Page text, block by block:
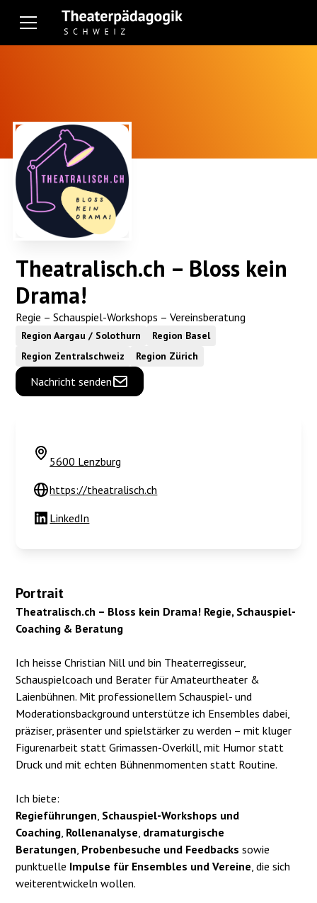
Theatralisch.ch – Bloss kein
Drama!
Regie – Schauspiel-Workshops – Vereinsberatung
Region Aargau / Solothurn
Region Basel
Region Zentralschweiz
Region Zürich
Nachricht senden
Portrait
Theatralisch.ch – Bloss kein Drama! Regie, Schauspiel-
Coaching & Beratung
Ich heisse Christian Nill und bin Theaterregisseur,
Schauspielcoach und Berater für Amateurtheater &
Laienbühnen. Mit professionellem Schauspiel- und
Moderationsbackground unterstütze ich Ensembles dabei,
präziser, präsenter und spielstärker zu werden – mit kluger
Figurenarbeit statt Grimassen-Overkill, mit Humor statt
Druck und mit echten Bühnenmomenten statt Routine.
Ich biete:
Regieführungen, Schauspiel-Workshops und
Coaching, Rollenanalyse, dramaturgische
Beratungen, Probenbesuche und Feedbackssowie
punktuelle Impulse für Ensembles und Vereine, die sich
weiterentwickeln wollen.
5600 Lenzburg
https://theatralisch.ch
LinkedIn